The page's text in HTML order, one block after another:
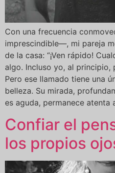
Con una frecuencia
imprescindible—, mi pareja
de la casa: “¡Ven rápido!
algo. Incluso yo, al principio,
Pero ese llamado tiene una
belleza. Su mirada,
es aguda, permanece
Confiar el
los propios